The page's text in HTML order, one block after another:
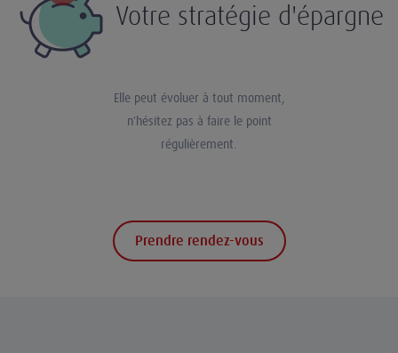
Votre stratégie d'épargne
Elle peut évoluer à tout moment,
n'hésitez pas à faire le point
régulièrement.
Prendre rendez-vous